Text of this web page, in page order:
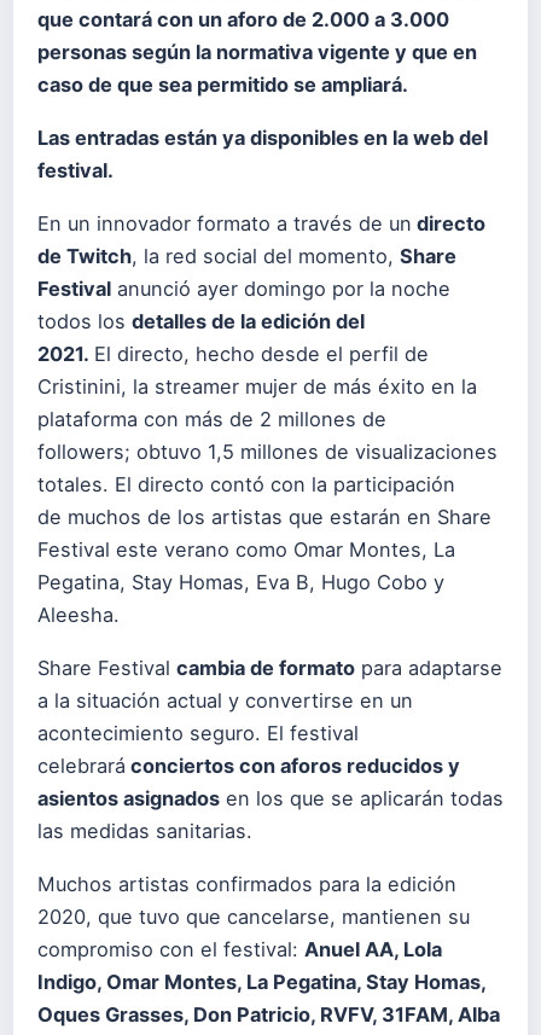
que contará con un aforo de 2.000 a 3.000
personas según la normativa vigente y que en
caso de que sea permitido se ampliará.
Las entradas están ya disponibles en la web del
festival.
En un innovador formato a través de un directo
de Twitch, la red social del momento, Share
Festival anunció ayer domingo por la noche
todos los detalles de la edición del
2021. El directo, hecho desde el perfil de
Cristinini, la streamer mujer de más éxito en la
plataforma con más de 2 millones de
followers; obtuvo 1,5 millones de visualizaciones
totales. El directo contó con la participación
de muchos de los artistas que estarán en Share
Festival este verano como Omar Montes, La
Pegatina, Stay Homas, Eva B, Hugo Cobo y
Aleesha.
Share Festival cambia de formato para adaptarse
a la situación actual y convertirse en un
acontecimiento seguro. El festival
celebrará conciertos con aforos reducidos y
asientos asignados en los que se aplicarán todas
las medidas sanitarias.
Muchos artistas confirmados para la edición
2020, que tuvo que cancelarse, mantienen su
compromiso con el festival: Anuel AA, Lola
Indigo, Omar Montes, La Pegatina, Stay Homas,
Oques Grasses, Don Patricio, RVFV, 31FAM, Alba